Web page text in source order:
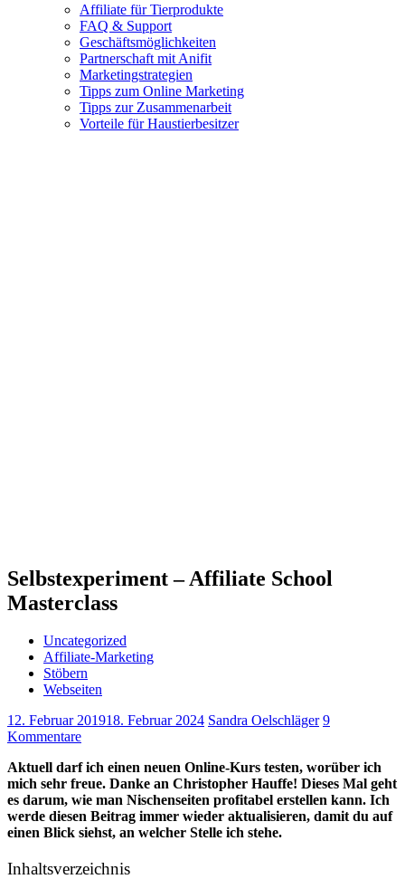
Affiliate für Tierprodukte
FAQ & Support
Geschäftsmöglichkeiten
Partnerschaft mit Anifit
Marketingstrategien
Tipps zum Online Marketing
Tipps zur Zusammenarbeit
Vorteile für Haustierbesitzer
Selbstexperiment – Affiliate School
Masterclass
Uncategorized
Affiliate-Marketing
Stöbern
Webseiten
12. Februar 201918. Februar 2024 Sandra Oelschläger 9
Kommentare
Aktuell darf ich einen neuen Online-Kurs testen, worüber ich
mich sehr freue. Danke an Christopher Hauffe! Dieses Mal geht
es darum, wie man Nischenseiten profitabel erstellen kann. Ich
werde diesen Beitrag immer wieder aktualisieren, damit du auf
einen Blick siehst, an welcher Stelle ich stehe.
Inhaltsverzeichnis